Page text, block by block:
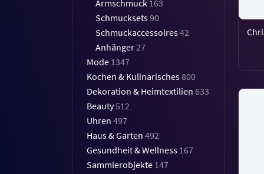
Armschmuck 163
Schmucksets90
Schmuckaccessoires42
Anhänger27
Mode 1347
Kochen & Kulinarisches800
Dekoration & Heimtextilien 633
Beauty512
Uhren 497
Haus & Garten 492
Gesundheit & Wellness 167
Sammlerobjekte 147